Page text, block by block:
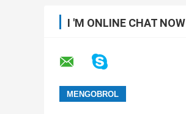
I 'M ONLINE CHAT NOW